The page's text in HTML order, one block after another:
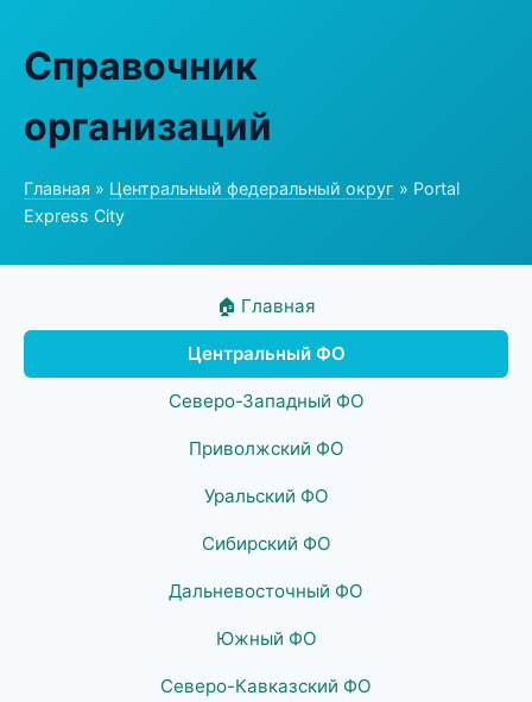
Справочник
организаций
Главная » Центральный федеральный округ » Portal
Express City
🏠 Главная
Центральный ФО
Северо-Западный ФО
Приволжский ФО
Уральский ФО
Сибирский ФО
Дальневосточный ФО
Южный ФО
Северо-Кавказский ФО